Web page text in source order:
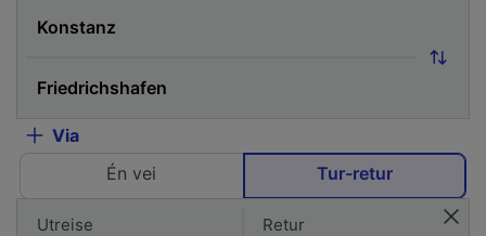
Via
Én vei
Tur-retur
Utreise Retur